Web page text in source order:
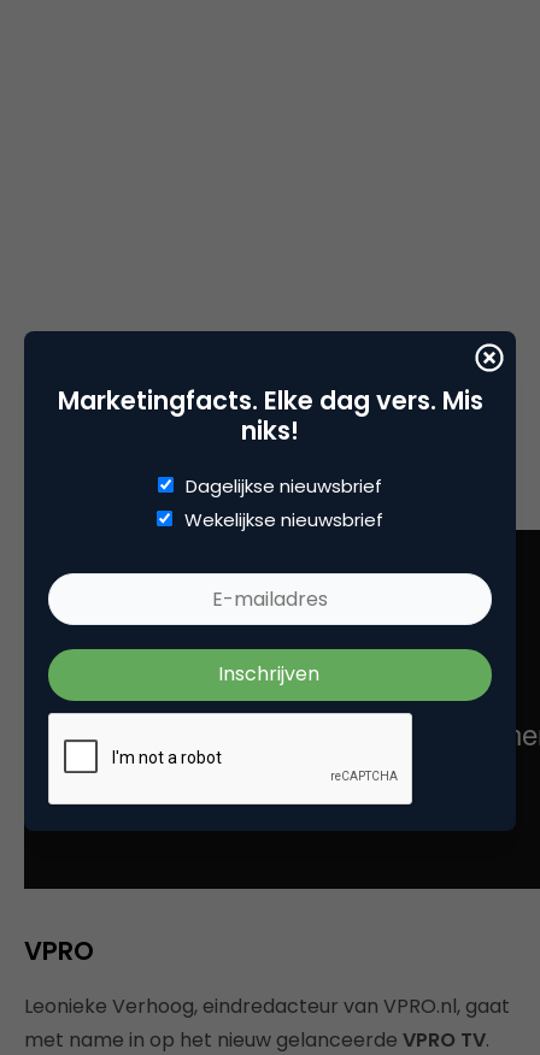
VPRO
Leonieke Verhoog, eindredacteur van VPRO.nl, gaat
met name in op het nieuw gelanceerde VPRO TV.
Marketingfacts. Elke dag vers. Mis
niks!
Dagelijkse nieuwsbrief
Wekelijkse nieuwsbrief